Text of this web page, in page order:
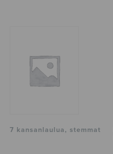
7 kansanlaulua, stemmat